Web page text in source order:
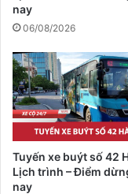
nay
06/08/2026
Tuyến xe buýt số 42
Lịch trình – Điểm
nay